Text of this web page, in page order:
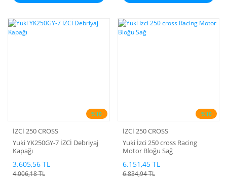
%10
İZCİ 250 CROSS
Yuki YK250GY-7 İZCİ Debriyaj
Kapağı
3.605,56 TL
4.006,18 TL
%10
İZCİ 250 CROSS
Yuki İzci 250 cross Racing
Motor Bloğu Sağ
6.151,45 TL
6.834,94 TL